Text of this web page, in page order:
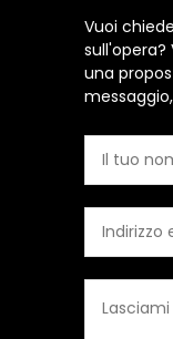
Vuoi
sull'opera?
una